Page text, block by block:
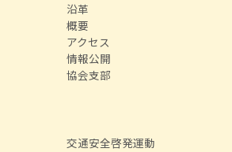
沿革
概要
アクセス
情報公開
協会支部
交通安全啓発運動